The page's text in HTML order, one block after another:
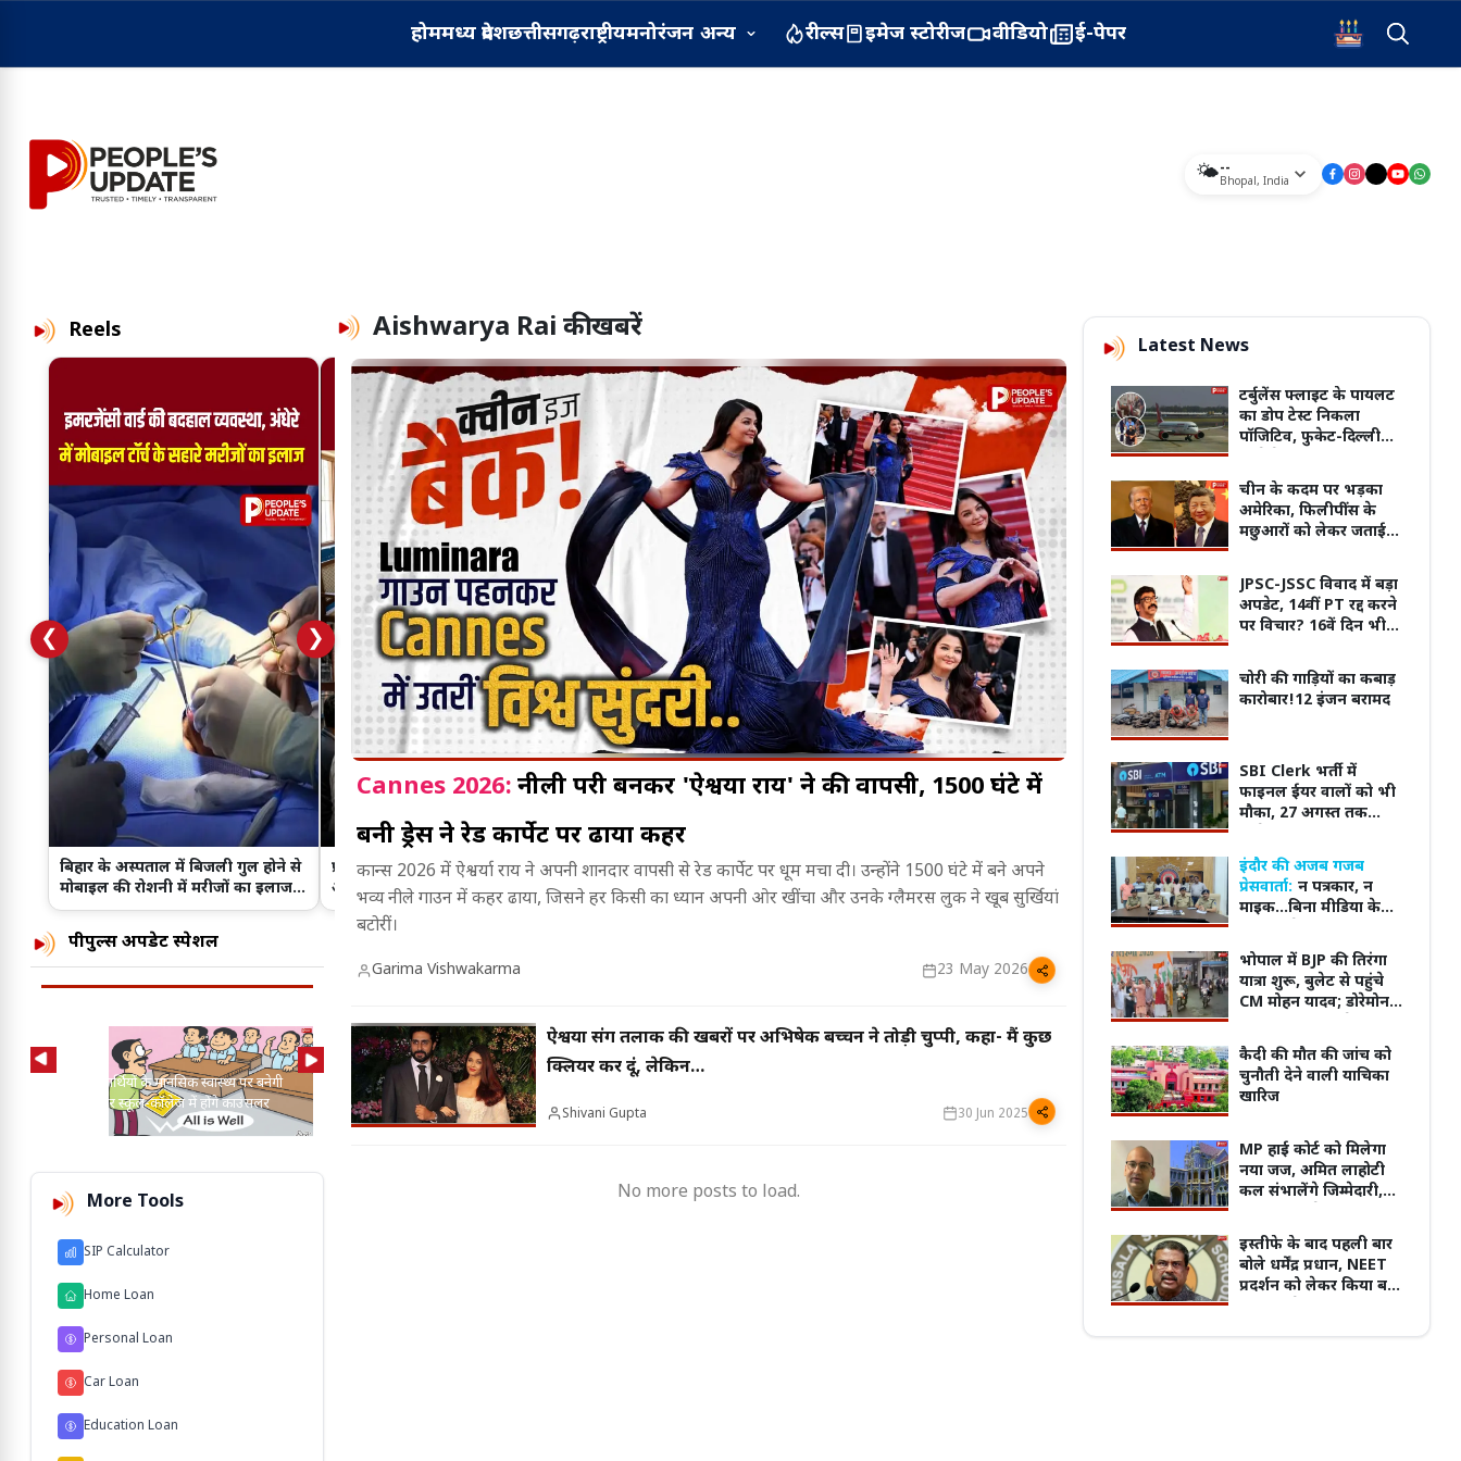
होममध्य प्रदेशछत्तीसगढ़राष्ट्रीयमनोरंजन अन्य रील्स इमेज स्टोरीज वीडियो ई-पेपर
🌤️--
Bhopal, India
Reels
बिहार के अस्पताल में बिजली गुल होने से
मोबाइल की रोशनी में मरीजों का इलाज
किया!
प्राइवेट कार,औचक निरीक्षण और
अर्थदंड...! IPS साहब की इंस्पेक्शन
स्टाइल से पुलिस महकमे में बढ़ी सतर्कता
दुनिया का सबसे छोटा युद्ध ब्रिटेन-
जांजीबार के बीच सिर्फ 38 मिनट चला,
जानिए जंग की पूरी ऐतिहासिक कहानी।
पुरानी Gmail ID बदलने का मौका!
Google के नए अपडेट में बिना नया
अकाउंट बनाए Username बदल सकेंगे
उज्जैन में हैंडलूम सेंटर शुरू, महिलाओं को
प्रशिक्षण के साथ आत्मनिर्भर बनने और
15-20 हजार रुपये कमाने का अवसर!
❮ ❯
पीपुल्स अपडेट स्पेशल
MP में विद्यार्थियों के मानसिक स्वास्थ्य पर बनेगी
नई नीति, हर स्कूल-कॉलेज में होंगे काउंसलर
CAG रिपोर्ट में बड़ा खुलासा, 18 विभागों में 3,161
मामले लंबित; 25 साल पुराने केस भी अटके
‘गलत मूलांक' और 'सिग्नेचर' ने बढ़ाई दूरियां,
अंधविश्वास के फेर में टूटने की कगार पर रिश्ते
MP में विद्यार्थियों के मानसिक स्वास्थ्य पर बनेगी
नई नीति, हर स्कूल-कॉलेज में होंगे काउंसलर
More Tools
SIP Calculator
Home Loan
Personal Loan
Car Loan
Education Loan
Aishwarya Rai की खबरें
Cannes 2026: नीली परी बनकर 'ऐश्वर्या राय' ने की वापसी, 1500 घंटे में
बनी ड्रेस ने रेड कार्पेट पर ढाया कहर
कान्स 2026 में ऐश्वर्या राय ने अपनी शानदार वापसी से रेड कार्पेट पर धूम मचा दी। उन्होंने 1500 घंटे में बने अपने
भव्य नीले गाउन में कहर ढाया, जिसने हर किसी का ध्यान अपनी ओर खींचा और उनके ग्लैमरस लुक ने खूब सुर्खियां
बटोरीं।
Garima Vishwakarma 23 May 2026
ऐश्वर्या संग तलाक की खबरों पर अभिषेक बच्चन ने तोड़ी चुप्पी, कहा- मैं कुछ
क्लियर कर दूं, लेकिन…
Shivani Gupta 30 Jun 2025
No more posts to load.
Latest News
टर्बुलेंस फ्लाइट के पायलट
का डोप टेस्ट निकला
पॉजिटिव, फुकेट-दिल्ली
नीचे गिरा था विमान
चीन के कदम पर भड़का
अमेरिका, फिलीपींस के
मछुआरों को लेकर जताई
JPSC-JSSC विवाद में बड़ा
अपडेट, 14वीं PT रद्द करने
पर विचार? 16वें दिन भी
चोरी की गाड़ियों का कबाड़
कारोबार!12 इंजन बरामद
SBI Clerk भर्ती में
फाइनल ईयर वालों को भी
मौका, 27 अगस्त तक
इंदौर की अजब गजब
प्रेसवार्ता: न पत्रकार, न
माइक...बिना मीडिया के
conference
भोपाल में BJP की तिरंगा
यात्रा शुरू, बुलेट से पहुंचे
CM मोहन यादव; डोरेमोन
आकर्षण
कैदी की मौत की जांच को
चुनौती देने वाली याचिका
खारिज
MP हाई कोर्ट को मिलेगा
नया जज, अमित लाहोटी
कल संभालेंगे जिम्मेदारी,
नियुक्ति अधिसूचना
इस्तीफे के बाद पहली बार
बोले धर्मेंद्र प्रधान, NEET
प्रदर्शन को लेकर किया बड़ा